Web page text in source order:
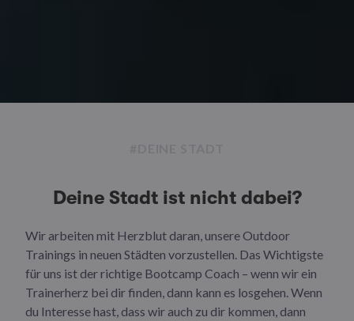
Deine Stadt ist nicht dabei?
Wir arbeiten mit Herzblut daran, unsere Outdoor
Trainings in neuen Städten vorzustellen. Das Wichtigste
für uns ist der richtige Bootcamp Coach – wenn wir ein
Trainerherz bei dir finden, dann kann es losgehen. Wenn
du Interesse hast, dass wir auch zu dir kommen, dann